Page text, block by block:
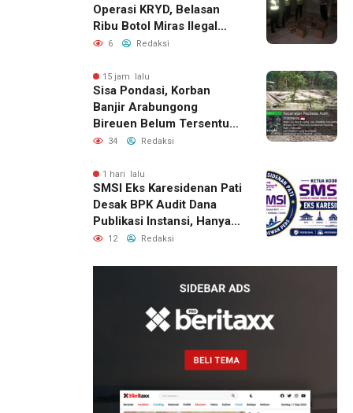
Operasi KRYD, Belasan
Ribu Botol Miras Ilegal
Berhasil Diamankan
6 Redaksi
15 jam lalu
Sisa Pondasi, Korban
Banjir Arabungong
Bireuen Belum Tersentuh
Bantuan Pascabencana
34 Redaksi
1 hari lalu
SMSI Eks Karesidenan Pati
Desak BPK Audit Dana
Publikasi Instansi, Hanya
untuk Perusahaan Pers
12 Redaksi
Deli
Serdang